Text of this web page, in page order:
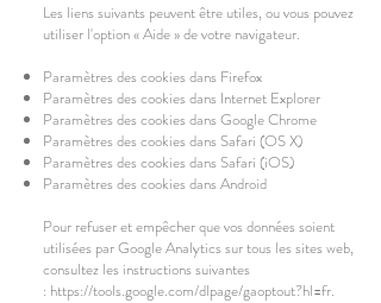
Les liens suivants peuvent être utiles, ou vous pouvez
utiliser l'option « Aide » de votre navigateur.
Paramètres des cookies dans Firefox
Paramètres des cookies dans Internet Explorer
Paramètres des cookies dans Google Chrome
Paramètres des cookies dans Safari (OS X)
Paramètres des cookies dans Safari (iOS)
Paramètres des cookies dans Android
Pour refuser et empêcher que vos données soient
utilisées par Google Analytics sur tous les sites web,
consultez les instructions suivantes
: https://tools.google.com/dlpage/gaoptout?hl=fr.